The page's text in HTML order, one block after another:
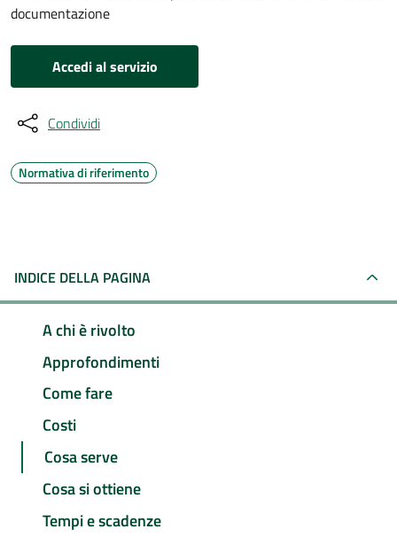
documentazione
Accedi al servizio
Condividi
Normativa di riferimento
INDICE DELLA PAGINA
A chi è rivolto
Approfondimenti
Come fare
Costi
Cosa serve
Cosa si ottiene
Tempi e scadenze